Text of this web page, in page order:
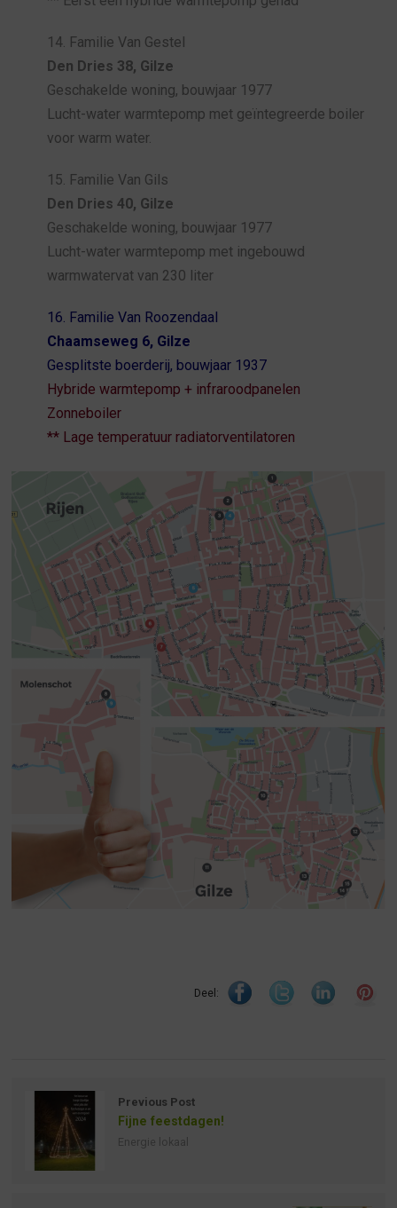
14. Familie Van Gestel
Den Dries 38, Gilze
Geschakelde woning, bouwjaar 1977
Lucht-water warmtepomp met geïntegreerde boiler
voor warm water.
15. Familie Van Gils
Den Dries 40, Gilze
Geschakelde woning, bouwjaar 1977
Lucht-water warmtepomp met ingebouwd
warmwatervat van 230 liter
16. Familie Van Roozendaal
Chaamseweg 6, Gilze
Gesplitste boerderij, bouwjaar 1937
Hybride warmtepomp + infraroodpanelen
Zonneboiler
** Lage temperatuur radiatorventilatoren
Deel:
Previous Post
Fijne feestdagen!
Energie lokaal